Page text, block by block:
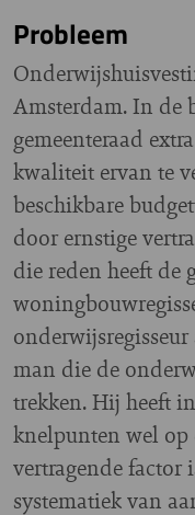
Probleem
Amsterdam. In de
gemeenteraad
kwaliteit ervan te
beschikbare
door ernstige
die reden heeft de
onderwijsregisseur
man die de
trekken. Hij heeft
knelpunten wel op
vertragende factor
systematiek van